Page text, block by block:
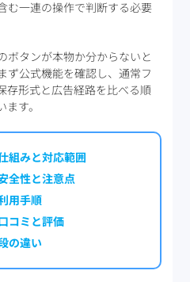
む一連の操作で判断する必要
ボタンが本物か分からないと
ず公式機能を確認し、通常フ
存形式と広告経路を比べる順
す。
組みと対応範囲
全性と注意点
用手順
コミと評価
の違い